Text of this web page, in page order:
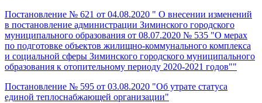
Постановление № 621 от 04.08.2020 " О внесении изменений
в постановление администрации Зиминского городского
муниципального образования от 08.07.2020 № 535 "О мерах
по подготовке объектов жилищно-коммунального комплекса
и социальной сферы Зиминского городского муниципального
образования к отопительному периоду 2020-2021 годов""
Постановление № 595 от 03.08.2020 "Об утрате статуса
единой теплоснабжающей организации"